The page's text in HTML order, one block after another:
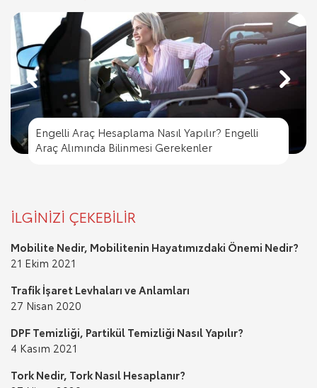
Trafik İşaret Levhaları ve Anlamları
Engelli Araç Hesaplama Nasıl Yapılır? Engelli
Araç Alımında Bilinmesi Gerekenler
Trafik Cezası Nereye Ödenir?
Trafik İşaret Levhaları ve Anlamları
Engelli Araç Hesaplama Nasıl Yapılır? Engelli
Araç Alımında Bilinmesi Gerekenler
İLGİNİZİ ÇEKEBİLİR
Mobilite Nedir, Mobilitenin Hayatımızdaki Önemi Nedir?
21 Ekim 2021
Trafik İşaret Levhaları ve Anlamları
27 Nisan 2020
DPF Temizliği, Partikül Temizliği Nasıl Yapılır?
4 Kasım 2021
Tork Nedir, Tork Nasıl Hesaplanır?